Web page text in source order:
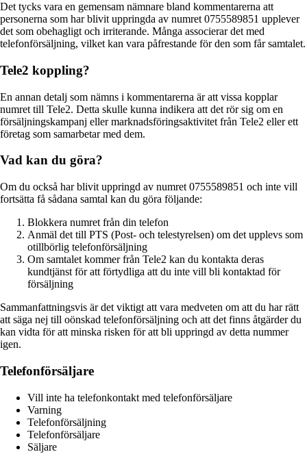
Det tycks vara en gemensam nämnare bland kommentarerna att
personerna som har blivit uppringda av numret 0755589851 upplever
det som obehagligt och irriterande. Många associerar det med
telefonförsäljning, vilket kan vara påfrestande för den som får samtalet.
Tele2 koppling?
En annan detalj som nämns i kommentarerna är att vissa kopplar
numret till Tele2. Detta skulle kunna indikera att det rör sig om en
försäljningskampanj eller marknadsföringsaktivitet från Tele2 eller ett
företag som samarbetar med dem.
Vad kan du göra?
Om du också har blivit uppringd av numret 0755589851 och inte vill
fortsätta få sådana samtal kan du göra följande:
Blokkera numret från din telefon
Anmäl det till PTS (Post- och telestyrelsen) om det upplevs som
otillbörlig telefonförsäljning
Om samtalet kommer från Tele2 kan du kontakta deras
kundtjänst för att förtydliga att du inte vill bli kontaktad för
försäljning
Sammanfattningsvis är det viktigt att vara medveten om att du har rätt
att säga nej till oönskad telefonförsäljning och att det finns åtgärder du
kan vidta för att minska risken för att bli uppringd av detta nummer
igen.
Telefonförsäljare
Vill inte ha telefonkontakt med telefonförsäljare
Varning
Telefonförsäljning
Telefonförsäljare
Säljare